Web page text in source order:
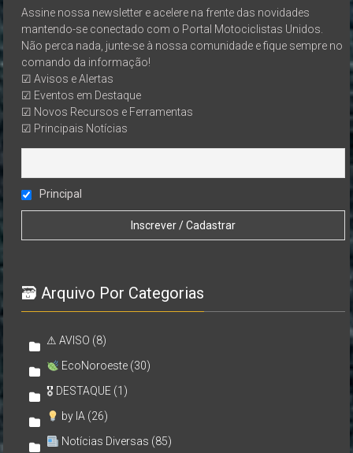
Assine nossa newsletter e acelere na frente das novidades
mantendo-se conectado com o Portal Motociclistas Unidos.
Não perca nada, junte-se à nossa comunidade e fique sempre no
comando da informação!
☑ Avisos e Alertas
☑ Eventos em Destaque
☑ Novos Recursos e Ferramentas
☑ Principais Notícias
Principal
🗃 Arquivo Por Categorias
⚠ AVISO (8)
EcoNoroeste (30)
🎖 DESTAQUE (1)
by IA (26)
Notícias Diversas (85)